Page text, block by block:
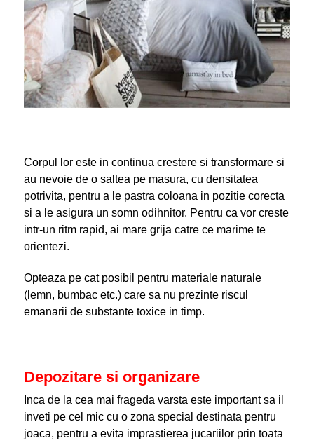
Corpul lor este in continua crestere si transformare si
au nevoie de o saltea pe masura, cu densitatea
potrivita, pentru a le pastra coloana in pozitie corecta
si a le asigura un somn odihnitor. Pentru ca vor creste
intr-un ritm rapid, ai mare grija catre ce marime te
orientezi.
Opteaza pe cat posibil pentru materiale naturale
(lemn, bumbac etc.) care sa nu prezinte riscul
emanarii de substante toxice in timp.
Depozitare si organizare
Inca de la cea mai frageda varsta este important sa il
inveti pe cel mic cu o zona special destinata pentru
joaca, pentru a evita imprastierea jucariilor prin toata